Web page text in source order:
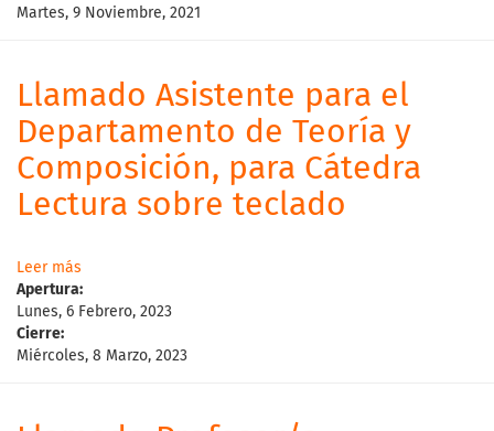
Martes, 9 Noviembre, 2021
Llamado Asistente para el
Departamento de Teoría y
Composición, para Cátedra
Lectura sobre teclado
Leer más
Apertura:
Lunes, 6 Febrero, 2023
Cierre:
Miércoles, 8 Marzo, 2023